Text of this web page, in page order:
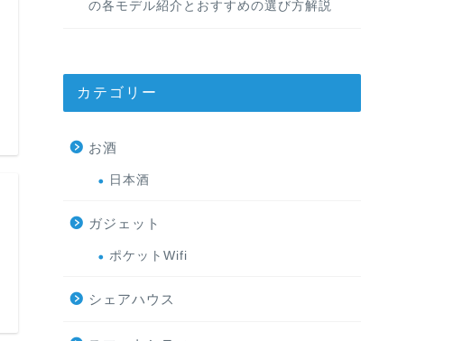
の各モデル紹介とおすすめの選び方解説
カテゴリー
お酒
日本酒
ガジェット
ポケットWifi
シェアハウス